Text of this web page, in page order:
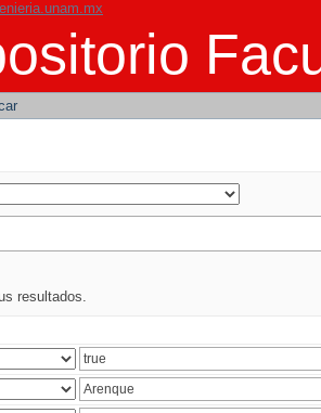
resultados.